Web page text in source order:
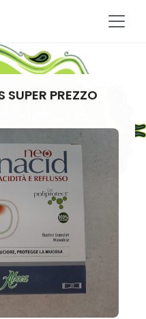
SUPER PREZZO